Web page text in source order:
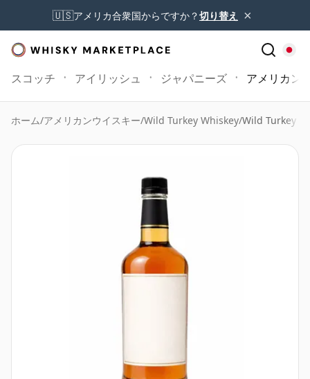
🇺🇸アメリカ合衆国からですか？切り替え ×
スコッチ アイリッシュ ジャパニーズ アメリカン
ホーム/アメリカンウイスキー/Wild Turkey Whiskey/Wild Turkey